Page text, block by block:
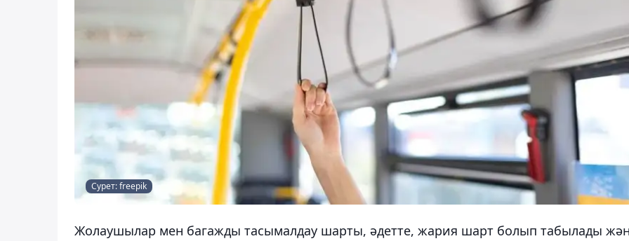
Сурет: freepik
Жолаушылар мен багажды тасымалдау шарты, әдетте, жария шарт болып табылады